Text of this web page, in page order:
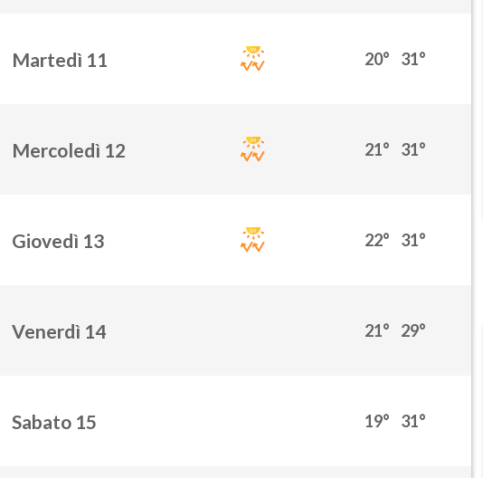
Martedì 11 20° 31°
Mercoledì 12 21° 31°
Giovedì 13 22° 31°
Venerdì 14 21° 29°
Sabato 15 19° 31°